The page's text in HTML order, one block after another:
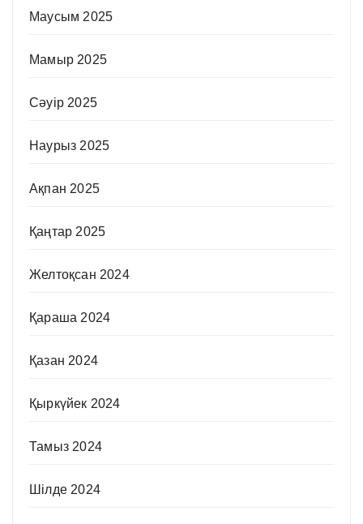
Маусым 2025
Мамыр 2025
Сәуір 2025
Наурыз 2025
Ақпан 2025
Қаңтар 2025
Желтоқсан 2024
Қараша 2024
Қазан 2024
Қыркүйек 2024
Тамыз 2024
Шілде 2024